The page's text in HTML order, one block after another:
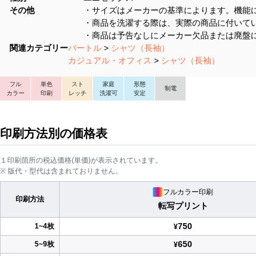
フル
カラー
単色
印刷
スト
レッチ
家庭
洗濯可
形態
安定
制電
その他
・サイズはメーカーの基準によります。機
・商品を洗濯する際は、実際の商品に付い
・商品は予告なしにメーカー欠品または廃
関連カテゴリーバートル > シャツ（長袖）
カジュアル・オフィス > シャツ（長袖）
印刷方法別の価格表
１印刷箇所の税込価格(単価)が表示されています。
※ 版代・型代は含まれておりません。
印刷方法
フルカラー印刷
転写プリント
1~4枚 ¥750
5~9枚 ¥650